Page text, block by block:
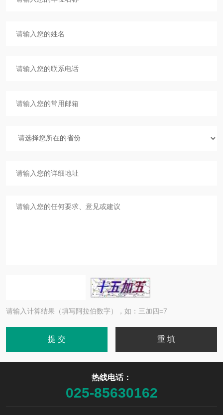
请输入计算结果（填写阿拉伯数字），如：三加四=7
热线电话：
025-85630162